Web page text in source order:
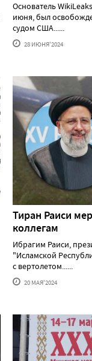
Основатель
июня, был
судом США......
28 ИЮНЯ'2024
Тиран Раиси
коллегам
Ибрагим Раиси,
"Исламской
с вертолетом......
20 МАЯ'2024